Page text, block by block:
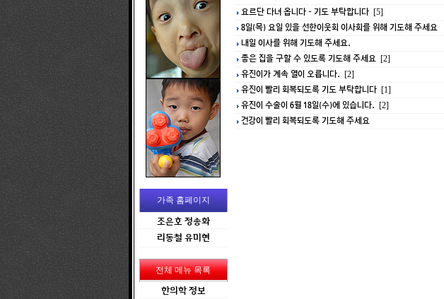
가족 홈페이지
조은호 정송화
리동철 유미현
전체 메뉴 목록
한의학 정보
요르단 다녀 옵니다 - 기도 부탁합니다 [5]
8일(목) 요일 있을 선한이웃회 이사회를 위해 기도해 주세요
내일 이사를 위해 기도해 주세요.
좋은 집을 구할 수 있도록 기도해 주세요 [2]
유진이가 계속 열이 오릅니다. [2]
유진이 빨리 회복되도록 기도 부탁합니다 [1]
유진이 수술이 6월 18일(수)에 있습니다. [2]
건강이 빨리 회복되도록 기도해 주세요